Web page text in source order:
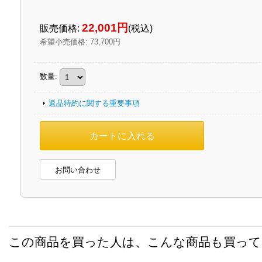
販売価格: 22,001円 (税込)
希望小売価格: 73,700円
数量:
返品特約に関する重要事項
お問い合わせ
この商品を買った人は、こんな商品も買っ